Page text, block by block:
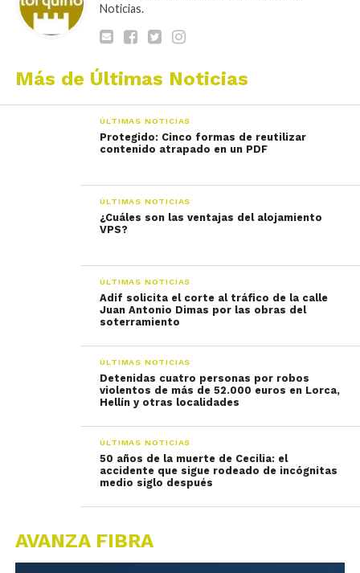
Noticias.
Más de Últimas Noticias
ÚLTIMAS NOTICIAS
Protegido: Cinco formas de reutilizar
contenido atrapado en un PDF
ÚLTIMAS NOTICIAS
¿Cuáles son las ventajas del alojamiento
VPS?
ÚLTIMAS NOTICIAS
Adif solicita el corte al tráfico de la calle
Juan Antonio Dimas por las obras del
soterramiento
ÚLTIMAS NOTICIAS
Detenidas cuatro personas por robos
violentos de más de 52.000 euros en Lorca,
Hellín y otras localidades
ÚLTIMAS NOTICIAS
50 años de la muerte de Cecilia: el
accidente que sigue rodeado de incógnitas
medio siglo después
AVANZA FIBRA